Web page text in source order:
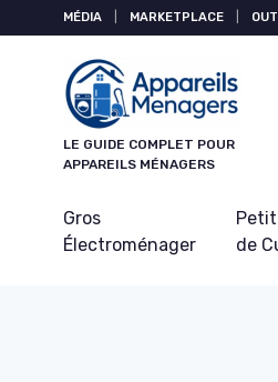
MÉDIA MARKETPLACE
LE GUIDE COMPLET POUR
APPAREILS MÉNAGERS
Gros
Électroménager
de
Panneau de gestion des cookies